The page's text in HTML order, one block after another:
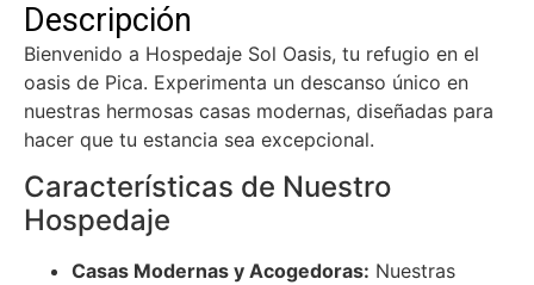
Descripción
Bienvenido a Hospedaje Sol Oasis, tu refugio en el
oasis de Pica. Experimenta un descanso único en
nuestras hermosas casas modernas, diseñadas para
hacer que tu estancia sea excepcional.
Características de Nuestro
Hospedaje
Casas Modernas y Acogedoras: Nuestras